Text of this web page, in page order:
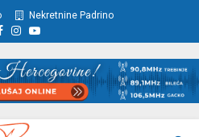
Nekretnine Padrino
Facebook
Instagram
Youtube